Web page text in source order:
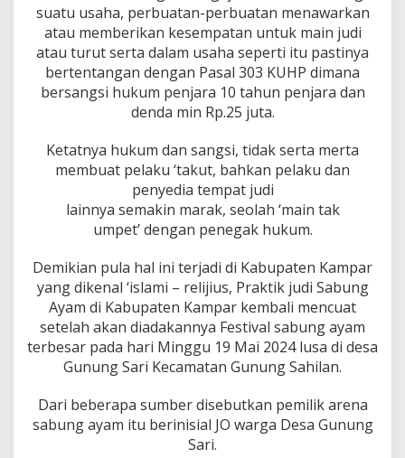
i
v
a
l
S
a
b
n
g
A
y
a
m
e
r
b
e
s
a
r
D
g
u
n
suatu usaha, perbuatan-perbuatan menawarkan
atau memberikan kesempatan untuk main judi
atau turut serta dalam usaha seperti itu pastinya
bertentangan dengan Pasal 303 KUHP dimana
bersangsi hukum penjara 10 tahun penjara dan
denda min Rp.25 juta.
Ketatnya hukum dan sangsi, tidak serta merta
membuat pelaku ‘takut, bahkan pelaku dan
penyedia tempat judi
lainnya semakin marak, seolah ‘main tak
umpet’ dengan penegak hukum.
Demikian pula hal ini terjadi di Kabupaten Kampar
yang dikenal ‘islami – relijius, Praktik judi Sabung
Ayam di Kabupaten Kampar kembali mencuat
setelah akan diadakannya Festival sabung ayam
terbesar pada hari Minggu 19 Mai 2024 lusa di desa
Gunung Sari Kecamatan Gunung Sahilan.
Dari beberapa sumber disebutkan pemilik arena
sabung ayam itu berinisial JO warga Desa Gunung
Sari.